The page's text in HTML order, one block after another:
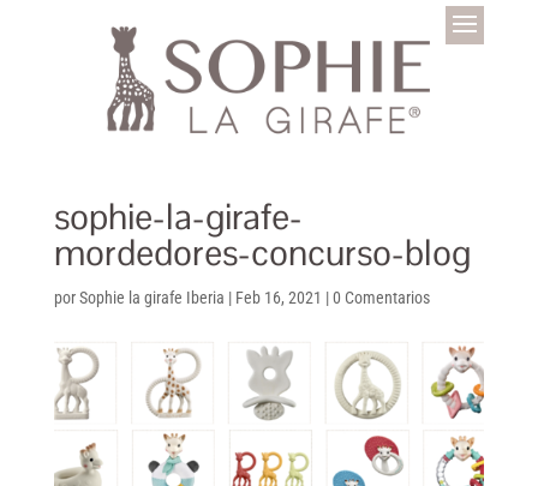
sophie-la-girafe-
mordedores-concurso-blog
porSophie la girafe Iberia | Feb 16, 2021 |0 Comentarios